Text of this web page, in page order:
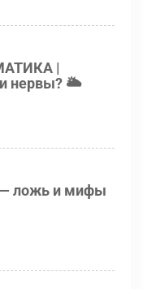
|
нервы? 🌥
ложь и мифы